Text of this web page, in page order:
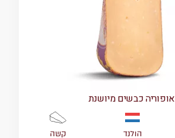
אופוריה כבשים מיושנת
הולנד קשה